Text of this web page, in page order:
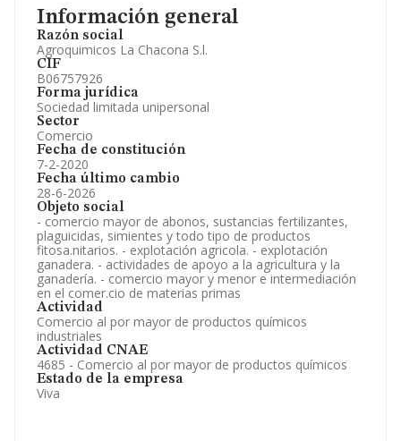
Información general
Razón social
Agroquimicos La Chacona S.l.
CIF
B06757926
Forma jurídica
Sociedad limitada unipersonal
Sector
Comercio
Fecha de constitución
7-2-2020
Fecha último cambio
28-6-2026
Objeto social
- comercio mayor de abonos, sustancias fertilizantes,
plaguicidas, simientes y todo tipo de productos
fitosa.nitarios. - explotación agricola. - explotación
ganadera. - actividades de apoyo a la agricultura y la
ganadería. - comercio mayor y menor e intermediación
en el comer.cio de materias primas
Actividad
Comercio al por mayor de productos químicos
industriales
Actividad CNAE
4685 - Comercio al por mayor de productos químicos
Estado de la empresa
Viva
Información oficial y registral complementaria.